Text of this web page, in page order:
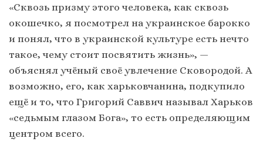
«Сквозь призму этого человека, как сквозь
окошечко, я посмотрел на украинское барокко
и понял, что в украинской культуре есть нечто
такое, чему стоит посвятить жизнь», —
объяснял учёный своё увлечение Сковородой. А
возможно, его, как харьковчанина, подкупило
ещё и то, что Григорий Саввич называл Харьков
«седьмым глазом Бога», то есть определяющим
центром всего.